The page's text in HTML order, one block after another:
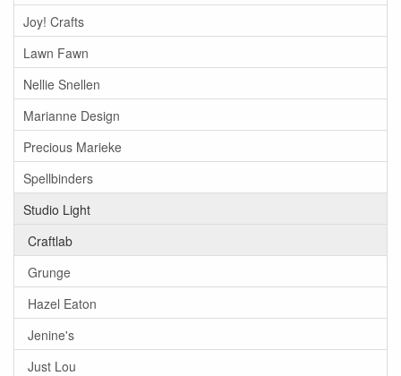
Joy! Crafts
Lawn Fawn
Nellie Snellen
Marianne Design
Precious Marieke
Spellbinders
Studio Light
Craftlab
Grunge
Hazel Eaton
Jenine's
Just Lou